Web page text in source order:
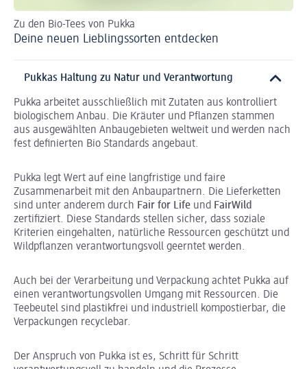
Zu den Bio-Tees von Pukka
Deine neuen Lieblingssorten entdecken
Pukkas Haltung zu Natur und Verantwortung
Pukka arbeitet ausschließlich mit Zutaten aus kontrolliert
biologischem Anbau. Die Kräuter und Pflanzen stammen
aus ausgewählten Anbaugebieten weltweit und werden nach
fest definierten Bio Standards angebaut.
Pukka legt Wert auf eine langfristige und faire
Zusammenarbeit mit den Anbaupartnern. Die Lieferketten
sind unter anderem durch Fair for Life und FairWild
zertifiziert. Diese Standards stellen sicher, dass soziale
Kriterien eingehalten, natürliche Ressourcen geschützt und
Wildpflanzen verantwortungsvoll geerntet werden.
Auch bei der Verarbeitung und Verpackung achtet Pukka auf
einen verantwortungsvollen Umgang mit Ressourcen. Die
Teebeutel sind plastikfrei und industriell kompostierbar, die
Verpackungen recyclebar.
Der Anspruch von Pukka ist es, Schritt für Schritt